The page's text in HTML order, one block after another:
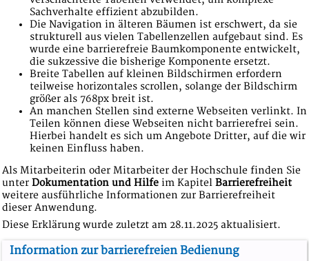
Sachverhalte effizient abzubilden.
Die Navigation in älteren Bäumen ist erschwert, da sie
strukturell aus vielen Tabellenzellen aufgebaut sind. Es
wurde eine barrierefreie Baumkomponente entwickelt,
die sukzessive die bisherige Komponente ersetzt.
Breite Tabellen auf kleinen Bildschirmen erfordern
teilweise horizontales scrollen, solange der Bildschirm
größer als 768px breit ist.
An manchen Stellen sind externe Webseiten verlinkt. In
Teilen können diese Webseiten nicht barrierefrei sein.
Hierbei handelt es sich um Angebote Dritter, auf die wir
keinen Einfluss haben.
Als Mitarbeiterin oder Mitarbeiter der Hochschule finden Sie
unter Dokumentation und Hilfe im Kapitel Barrierefreiheit
weitere ausführliche Informationen zur Barrierefreiheit
dieser Anwendung.
Diese Erklärung wurde zuletzt am 28.11.2025 aktualisiert.
Information zur barrierefreien Bedienung